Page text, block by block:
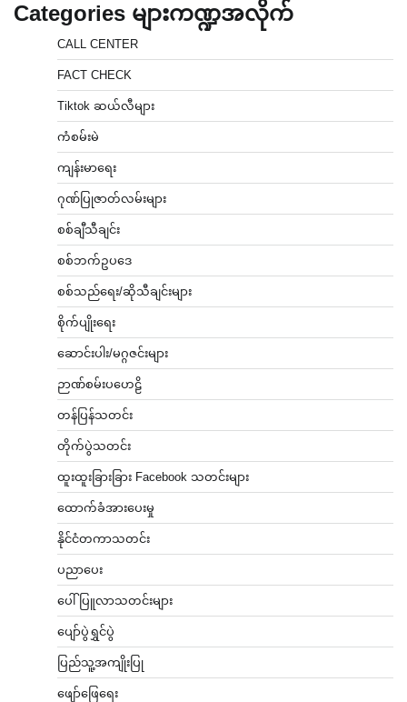
Categories များကဏ္ဍအလိုက်
CALL CENTER
FACT CHECK
Tiktok ဆယ်လီများ
ကံစမ်းမဲ
ကျန်းမာရေး
ဂုဏ်ပြုဇာတ်လမ်းများ
စစ်ချီသီချင်း
စစ်ဘက်ဥပဒေ
စစ်သည်ရေး/ဆိုသီချင်းများ
စိုက်ပျိုးရေး
ဆောင်းပါး/မဂ္ဂဇင်းများ
ဉာဏ်စမ်းပဟေဠိ
တန်ပြန်သတင်း
တိုက်ပွဲသတင်း
ထူးထူးခြားခြား Facebook သတင်းများ
ထောက်ခံအားပေးမှု
နိုင်ငံတကာသတင်း
ပညာပေး
ပေါ်ပြူလာသတင်းများ
ပျော်ပွဲရွှင်ပွဲ
ပြည်သူ့အကျိုးပြု
ဖျော်ဖြေရေး